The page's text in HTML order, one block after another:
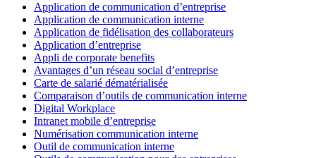
Application de communication d’entreprise
Application de communication interne
Application de fidélisation des collaborateurs
Application d’entreprise
Appli de corporate benefits
Avantages d’un réseau social d’entreprise
Carte de salarié dématérialisée
Comparaison d’outils de communication interne
Digital Workplace
Intranet mobile d’entreprise
Numérisation communication interne
Outil de communication interne